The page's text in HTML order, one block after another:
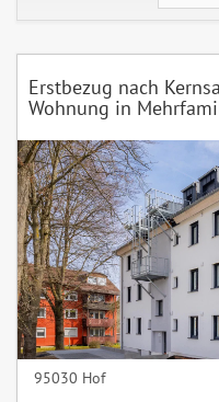
Erstbezug nach
Wohnung in
95030 Hof